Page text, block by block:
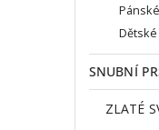
Pánské
Dětské
SNUBNÍ
ZLATÉ